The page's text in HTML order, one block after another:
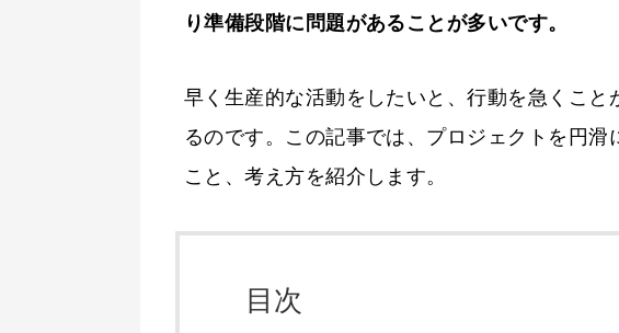
り準備段階に問題があることが多いです。
早く生産的な活動をしたいと、行動を急くこと
るのです。この記事では、プロジェクトを円滑
こと、考え方を紹介します。
目次